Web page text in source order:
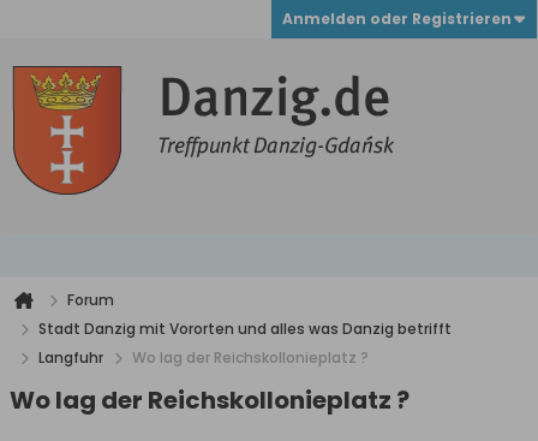
Anmelden oder Registrieren
Forum
Stadt Danzig mit Vororten und alles was Danzig betrifft
Langfuhr
Wo lag der Reichskollonieplatz ?
Wo lag der Reichskollonieplatz ?